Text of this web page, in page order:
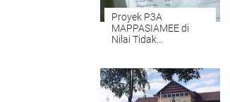
Proyek P3A
MAPPASIAMEE di
Nilai Tidak